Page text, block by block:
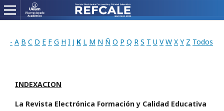
- A B C D E F G H I J K L M N Ñ O P Q R S T U V W X Y Z Todos
INDEXACION
La Revista Electrónica Formación y Calidad Educativa